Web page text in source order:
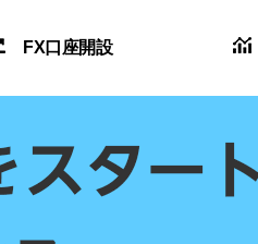
FX口座開設